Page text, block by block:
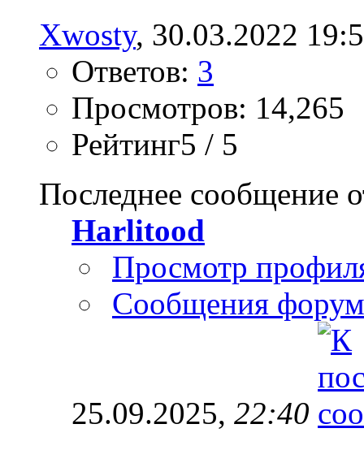
Xwosty‎, 30.03.2022
Ответов: 3
Просмотров: 14,265
Рейтинг5 / 5
Последнее сообщение
Harlitood
Просмотр
Сообщения
25.09.2025, 22:40